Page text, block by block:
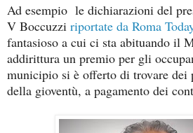
Ad esempio le dichiarazioni del
V Boccuzzi riportate da Roma
fantasioso a cui ci sta abituando il
addirittura un premio per gli
municipio si è offerto di trovare dei
della gioventù, a pagamento dei